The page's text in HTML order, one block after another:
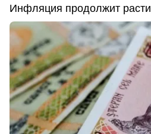
Инфляция продолжит расти